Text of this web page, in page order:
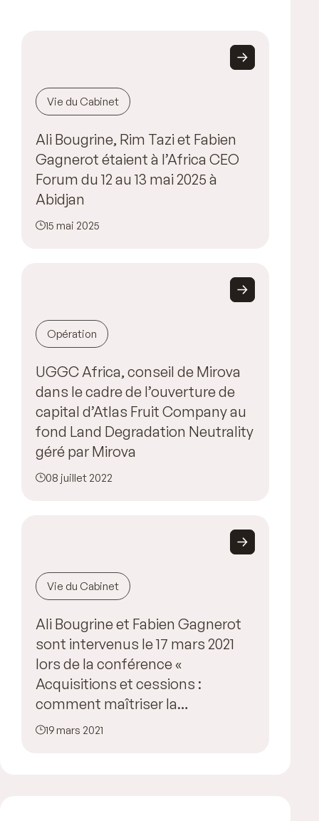
Vie du Cabinet
Ali Bougrine, Rim Tazi et Fabien
Gagnerot étaient à l’Africa CEO
Forum du 12 au 13 mai 2025 à
Abidjan
15 mai 2025
Opération
UGGC Africa, conseil de Mirova
dans le cadre de l’ouverture de
capital d’Atlas Fruit Company au
fond Land Degradation Neutrality
géré par Mirova
08 juillet 2022
Vie du Cabinet
Ali Bougrine et Fabien Gagnerot
sont intervenus le 17 mars 2021
lors de la conférence «
Acquisitions et cessions :
comment maîtriser la
négociation de vos garanties
19 mars 2021